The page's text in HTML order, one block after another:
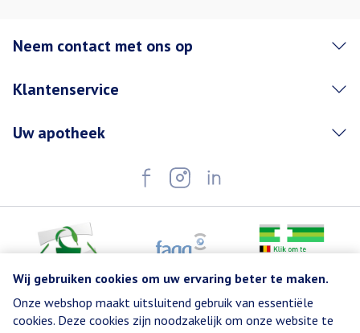
Wij gebruiken cookies om uw ervaring beter te maken.
Onze webshop maakt uitsluitend gebruik van essentiële
cookies. Deze cookies zijn noodzakelijk om onze website te
Neem contact met ons op
Klantenservice
Uw apotheek
Juridische links